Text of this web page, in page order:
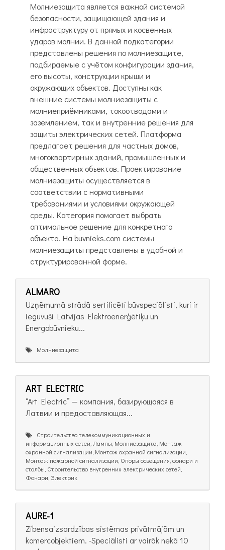
Молниезащита является важной системой
безопасности, защищающей здания и
инфраструктуру от прямых и косвенных
ударов молнии. В данной подкатегории
представлены решения по молниезащите,
подбираемые с учётом конфигурации здания,
его высоты, конструкции крыши и
окружающих объектов. Доступны как
внешние системы молниезащиты с
молниеприёмниками, токоотводами и
заземлением, так и внутренние решения для
защиты электрических сетей. Платформа
предлагает решения для частных домов,
многоквартирных зданий, промышленных и
общественных объектов. Проектирование
молниезащиты осуществляется в
соответствии с нормативными
требованиями и условиями окружающей
среды. Категория помогает выбрать
оптимальное решение для конкретного
объекта. На buvnieks.com системы
молниезащиты представлены в удобной и
структурированной форме.
ALMARO
Uzņēmumā strādā sertificēti būvspeciālisti, kuri ir
ieguvuši Latvijas Elektroenerģētiķu un
Energobūvnieku...
Молниезащита
ART ELECTRIC
“Art Electric” — компания, базирующаяся в
Латвии и предоставляющая...
Cтроительство телекоммуникационных и
информационных сетей, Лампы, Молниезащита, Монтаж
охранной сигнализации, Монтаж охранной сигнализации,
Монтаж пожарной сигнализации, Опоры освещения, фонари и
столбы, Строительство внутренних электрических сетей,
Фонари, Электрик
AURE-1
Zibensaizsardzības sistēmas privātmājām un
komercobjektiem. -Speciālisti ar vairāk nekā 10